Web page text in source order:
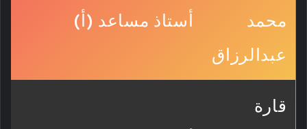
محمد
عبدالرزاق
أستاذ مساعد (أ)
قارة